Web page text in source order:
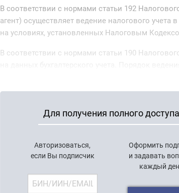
В соответствии с нормами статьи 192
агент) осуществляет ведение налогового учета
на условиях, установленных Налоговым
В соответствии с нормами статьи 190
Для получения полного
Авторизоваться,
если Вы подписчик
Оформить
и задавать
каждый